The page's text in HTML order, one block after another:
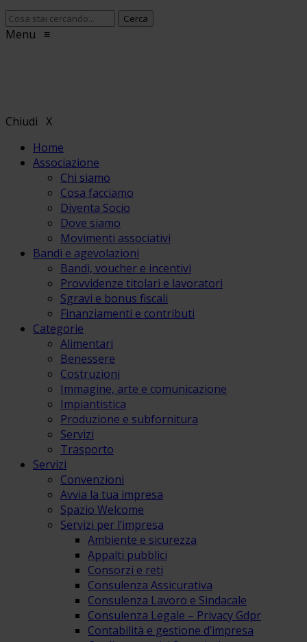
Menu ≡
Chiudi X
Home
Associazione
Chi siamo
Cosa facciamo
Diventa Socio
Dove siamo
Movimenti associativi
Bandi e agevolazioni
Bandi, voucher e incentivi
Provvidenze titolari e lavoratori
Sgravi e bonus fiscali
Finanziamenti e contributi
Categorie
Alimentari
Benessere
Costruzioni
Immagine, arte e comunicazione
Impiantistica
Produzione e subfornitura
Servizi
Trasporto
Servizi
Convenzioni
Avvia la tua impresa
Spazio Welcome
Servizi per l’impresa
Ambiente e sicurezza
Appalti pubblici
Consorzi e reti
Consulenza Assicurativa
Consulenza Lavoro e Sindacale
Consulenza Legale – Privacy Gdpr
Contabilità e gestione d’impresa